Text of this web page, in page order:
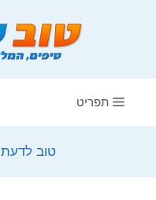
תפריט
טוב לדעת